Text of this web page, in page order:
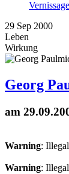
Vernissage
29 Sep 2000
Leben
Wirkung
Georg
am
Warning:
Warning: